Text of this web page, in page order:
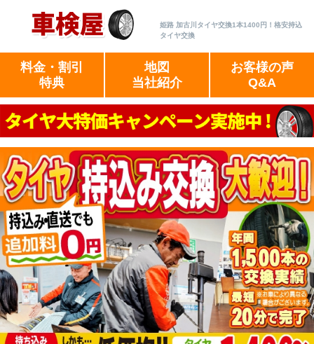
姫路 加古川タイヤ交換1本1400円！格安持込
タイヤ交換
料金・割引
特典
地図
当社紹介
お客様の声
Q&A